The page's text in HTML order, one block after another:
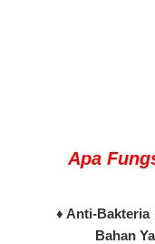
Apa
♦ Anti-
Bahan